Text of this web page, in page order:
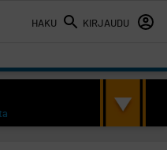
HAKU KIRJAUDU